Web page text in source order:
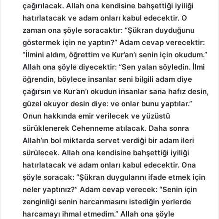
çağırılacak. Allah ona kendisine bahşettiği iyiliği
hatırlatacak ve adam onları kabul edecektir. O
zaman ona şöyle soracaktır: “Şükran duyduğunu
göstermek için ne yaptın?” Adam cevap verecektir:
“İlmini aldım, öğrettim ve Kur’an’ı senin için okudum.”
Allah ona şöyle diyecektir: “Sen yalan söyledin. İlmi
öğrendin, böylece insanlar seni bilgili adam diye
çağırsın ve Kur’an’ı okudun insanlar sana hafız desin,
güzel okuyor desin diye: ve onlar bunu yaptılar.”
Onun hakkında emir verilecek ve yüzüstü
sürüklenerek Cehenneme atılacak. Daha sonra
Allah’ın bol miktarda servet verdiği bir adam ileri
sürülecek. Allah ona kendisine bahşettiği iyiliği
hatırlatacak ve adam onları kabul edecektir. Ona
şöyle soracak: “Şükran duygularını ifade etmek için
neler yaptınız?” Adam cevap verecek: “Senin için
zenginliği senin harcanmasını istediğin yerlerde
harcamayı ihmal etmedim.” Allah ona şöyle